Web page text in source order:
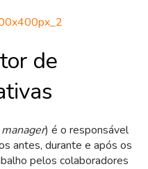
de
) é o responsável
antes, durante e após os
pelos colaboradores